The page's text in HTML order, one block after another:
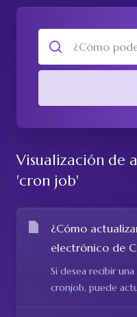
Visualización de
'cron job'
¿Cómo
electrónico de
Si desea recibir
cronjob, puede